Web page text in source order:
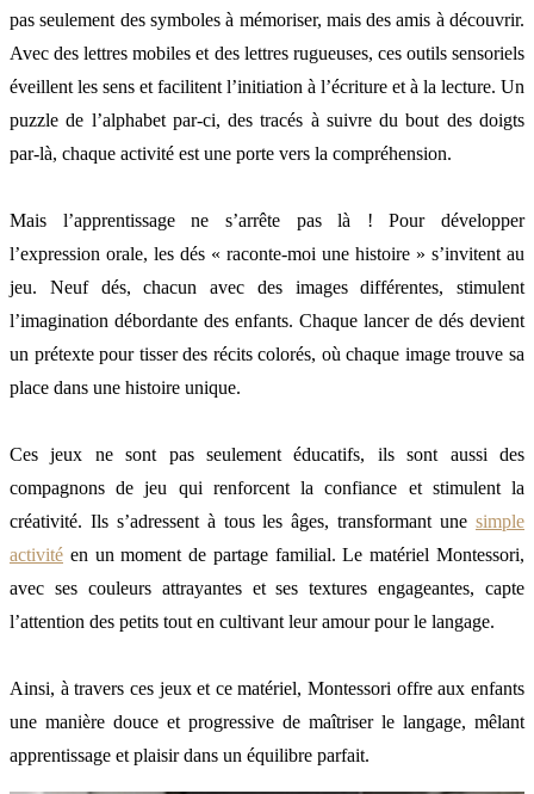
pas seulement des symboles à mémoriser, mais des amis à découvrir.
Avec des lettres mobiles et des lettres rugueuses, ces outils sensoriels
éveillent les sens et facilitent l’initiation à l’écriture et à la lecture. Un
puzzle de l’alphabet par-ci, des tracés à suivre du bout des doigts
par-là, chaque activité est une porte vers la compréhension.
Mais l’apprentissage ne s’arrête pas là ! Pour développer
l’expression orale, les dés « raconte-moi une histoire » s’invitent au
jeu. Neuf dés, chacun avec des images différentes, stimulent
l’imagination débordante des enfants. Chaque lancer de dés devient
un prétexte pour tisser des récits colorés, où chaque image trouve sa
place dans une histoire unique.
Ces jeux ne sont pas seulement éducatifs, ils sont aussi des
compagnons de jeu qui renforcent la confiance et stimulent la
créativité. Ils s’adressent à tous les âges, transformant une simple
activité en un moment de partage familial. Le matériel Montessori,
avec ses couleurs attrayantes et ses textures engageantes, capte
l’attention des petits tout en cultivant leur amour pour le langage.
Ainsi, à travers ces jeux et ce matériel, Montessori offre aux enfants
une manière douce et progressive de maîtriser le langage, mêlant
apprentissage et plaisir dans un équilibre parfait.